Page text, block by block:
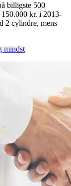
billigste 500
kr. i 2013-
2 cylindre, mens
mindst